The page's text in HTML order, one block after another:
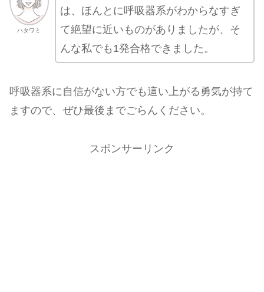
ハタワミ
は、ほんとに呼吸器系がわからなすぎ
て絶望に近いものがありましたが、そ
んな私でも1発合格できました。
呼吸器系に自信がない方でも這い上がる勇気が持て
ますので、ぜひ最後までごらんください。
スポンサーリンク